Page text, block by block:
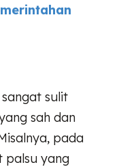
sulit
sah dan
pada
palsu yang